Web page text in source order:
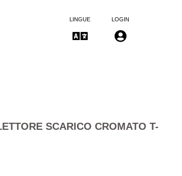
LINGUE LOGIN
SCARICO CROMATO T-